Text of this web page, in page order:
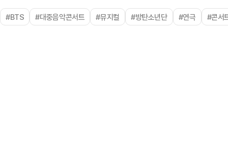
#BTS #대중음악콘서트 #뮤지컬 #방탄소년단 #연극 #콘서